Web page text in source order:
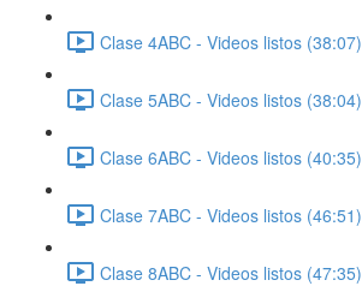
Clase 4ABC - Videos listos (38:07)
Clase 5ABC - Videos listos (38:04)
Clase 6ABC - Videos listos (40:35)
Clase 7ABC - Videos listos (46:51)
Clase 8ABC - Videos listos (47:35)